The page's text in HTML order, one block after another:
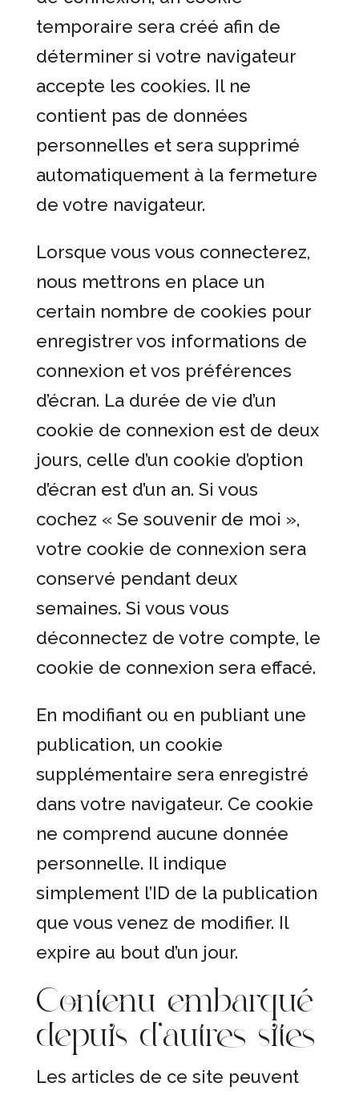
temporaire sera créé afin de
déterminer si votre navigateur
accepte les cookies. Il ne
contient pas de données
personnelles et sera supprimé
automatiquement à la fermeture
de votre navigateur.
Lorsque vous vous connecterez,
nous mettrons en place un
certain nombre de cookies pour
enregistrer vos informations de
connexion et vos préférences
d’écran. La durée de vie d’un
cookie de connexion est de deux
jours, celle d’un cookie d’option
d’écran est d’un an. Si vous
cochez « Se souvenir de moi »,
votre cookie de connexion sera
conservé pendant deux
semaines. Si vous vous
déconnectez de votre compte, le
cookie de connexion sera effacé.
En modifiant ou en publiant une
publication, un cookie
supplémentaire sera enregistré
dans votre navigateur. Ce cookie
ne comprend aucune donnée
personnelle. Il indique
simplement l’ID de la publication
que vous venez de modifier. Il
expire au bout d’un jour.
Contenu embarqué
depuis d’autres sites
Les articles de ce site peuvent